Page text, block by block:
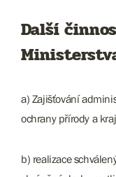
Další
a) Zajišťování
ochrany přírody a
b) realizace